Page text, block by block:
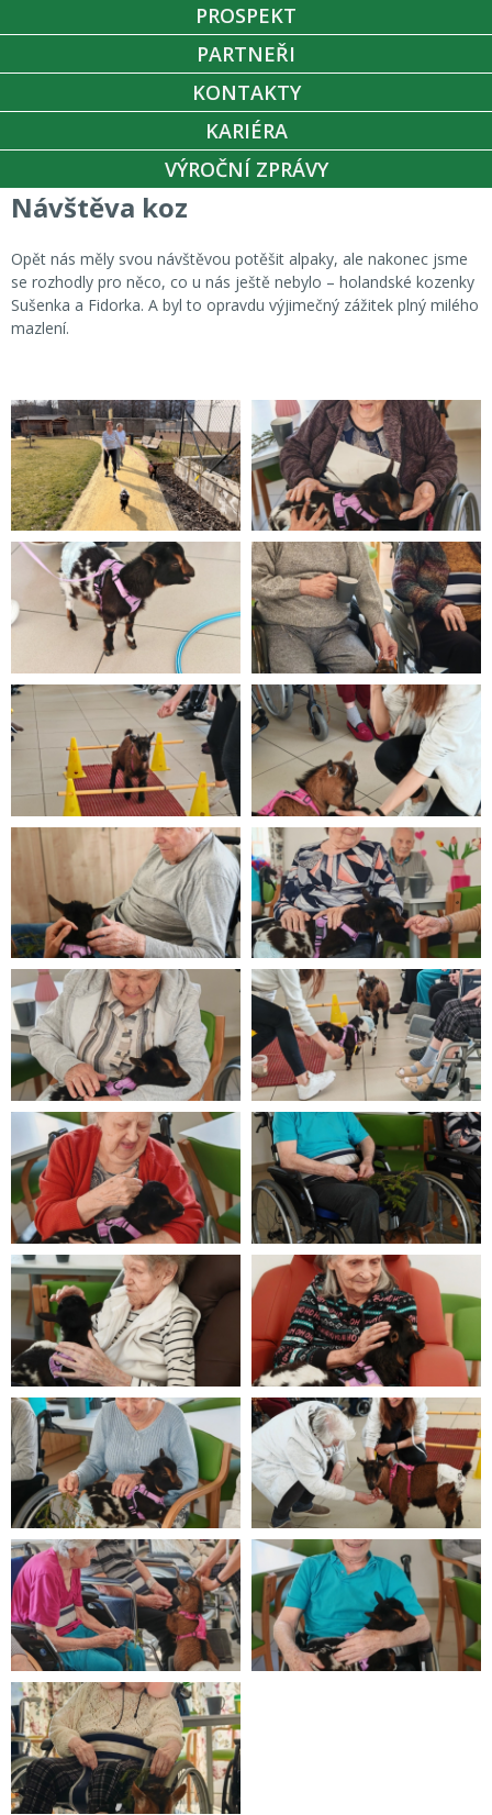
PROSPEKT
PARTNEŘI
KONTAKTY
KARIÉRA
VÝROČNÍ ZPRÁVY
Návštěva koz
Opět nás měly svou návštěvou potěšit alpaky, ale nakonec jsme
se rozhodly pro něco, co u nás ještě nebylo – holandské kozenky
Sušenka a Fidorka. A byl to opravdu výjimečný zážitek plný milého
mazlení.